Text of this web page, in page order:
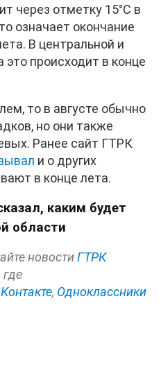
через отметку 15°C в
означает окончание
В центральной и
происходит в конце
то в августе обычно
но они также
Ранее сайт ГТРК
и о других
в конце лета.
каким будет
области
новостиГТРК
где
, Одноклассники